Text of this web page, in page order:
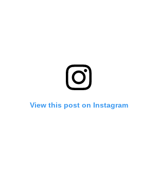
View this post on Instagram